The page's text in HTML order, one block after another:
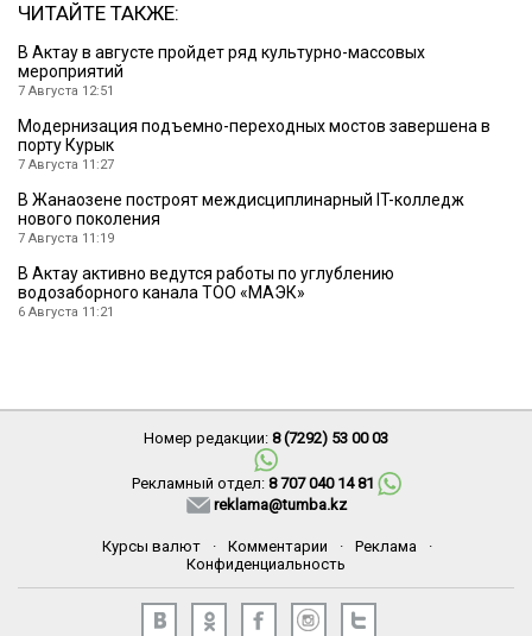
ЧИТАЙТЕ ТАКЖЕ:
В Актау в августе пройдет ряд культурно-массовых
мероприятий
7 Августа 12:51
Модернизация подъемно-переходных мостов завершена в
порту Курык
7 Августа 11:27
В Жанаозене построят междисциплинарный IT-колледж
нового поколения
7 Августа 11:19
В Актау активно ведутся работы по углублению
водозаборного канала ТОО «МАЭК»
6 Августа 11:21
Номер редакции: 8 (7292) 53 00 03
Рекламный отдел: 8 707 040 14 81
reklama@tumba.kz
Курсы валют · Комментарии · Реклама
·
Конфиденциальность